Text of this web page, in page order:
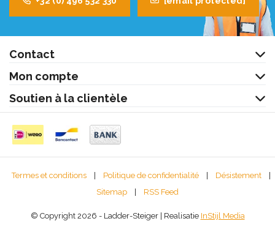
Contact
Mon compte
Soutien à la clientèle
Termes et conditions | Politique de confidentialité | Désistement
|
Sitemap
| RSS Feed
© Copyright 2026 - Ladder-Steiger | Realisatie InStijl Media